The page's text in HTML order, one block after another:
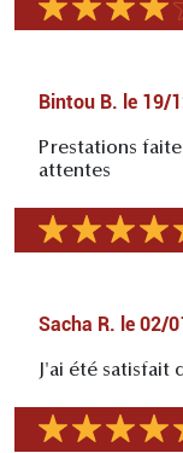
Bintou B. le 19/
Prestations
attentes
Sacha R. le 02/
J'ai été satisfait